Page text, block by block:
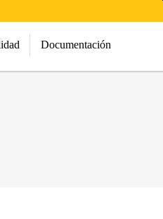
Documentación